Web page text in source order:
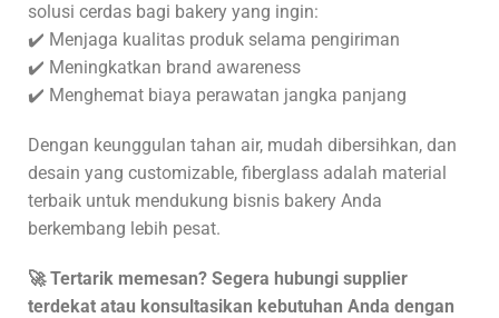
solusi cerdas bagi bakery yang ingin:
✔️ Menjaga kualitas produk selama pengiriman
✔️ Meningkatkan brand awareness
✔️ Menghemat biaya perawatan jangka panjang
Dengan keunggulan tahan air, mudah dibersihkan, dan
desain yang customizable, fiberglass adalah material
terbaik untuk mendukung bisnis bakery Anda
berkembang lebih pesat.
🚀 Tertarik memesan? Segera hubungi supplier
terdekat atau konsultasikan kebutuhan Anda dengan